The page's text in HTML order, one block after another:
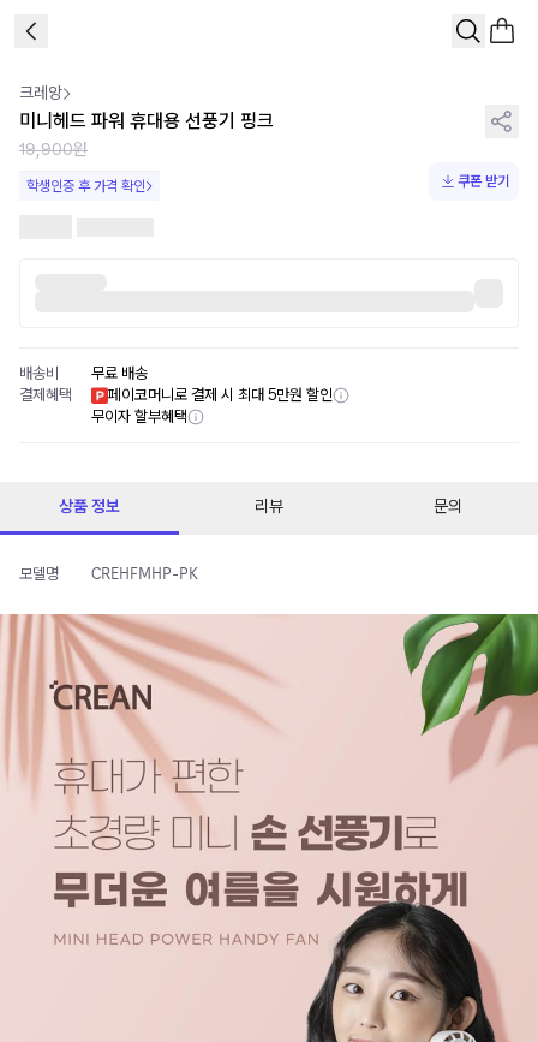
크레앙
미니헤드 파워 휴대용 선풍기 핑크
19,900원
학생인증 후 가격 확인 쿠폰 받기
배송비
무료 배송
결제혜택
페이코머니로 결제 시 최대 5만원 할인
무이자 할부혜택
상품 정보 리뷰 문의
모델명 CREHFMHP-PK